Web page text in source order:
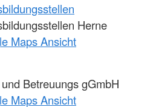
Herne
Maps Ansicht
Betreuungs gGmbH
Maps Ansicht